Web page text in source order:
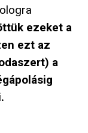
ezeket a
ezt az
a